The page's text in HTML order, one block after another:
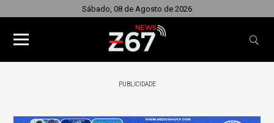
Sábado, 08 de Agosto de 2026
PUBLICIDADE